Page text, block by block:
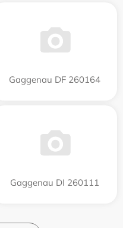
Gaggenau DF 260164
Gaggenau DI 260111